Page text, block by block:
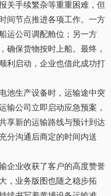
关手续繁杂等重重困难，但
间节点推进各项工作。一方
运公司调配舱位；另一方
确保货物按时上船。最终，
利启动，企业也借此成功打
池生产设备时，运输途中突
输公司立即启动应急预案，
享新的运输路线与预计到达
分沟通后商定的时间内送
企业收获了客户的高度赞誉
，业务版图也随之稳步拓